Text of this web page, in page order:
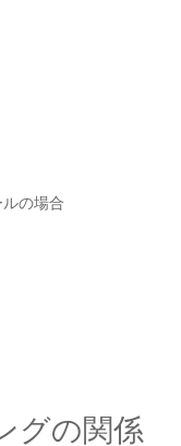
の場合
グの関係